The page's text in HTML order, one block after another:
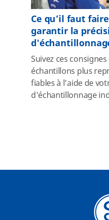
Ce qu’il faut
garantir la
Suivez ces
échantillons plus
fiables à l’aide de
d'échantillonnage